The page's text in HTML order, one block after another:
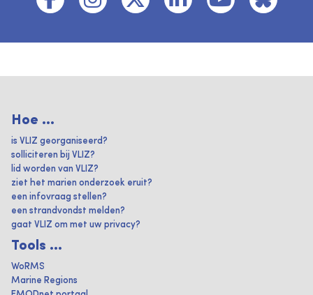
Hoe ...
is VLIZ georganiseerd?
solliciteren bij VLIZ?
lid worden van VLIZ?
ziet het marien onderzoek eruit?
een infovraag stellen?
een strandvondst melden?
gaat VLIZ om met uw privacy?
Tools ...
WoRMS
Marine Regions